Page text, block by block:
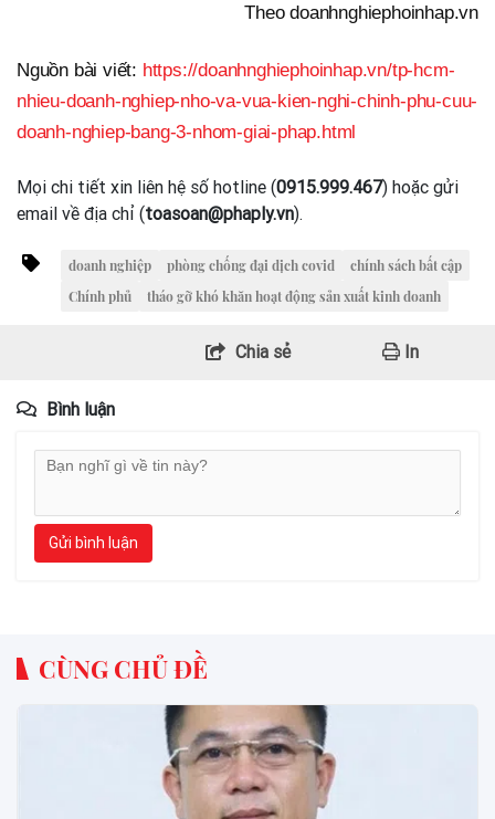
Theo doanhnghiephoinhap.vn
Nguồn bài viết: https://doanhnghiephoinhap.vn/tp-hcm-
nhieu-doanh-nghiep-nho-va-vua-kien-nghi-chinh-phu-cuu-
doanh-nghiep-bang-3-nhom-giai-phap.html
Mọi chi tiết xin liên hệ số hotline (0915.999.467) hoặc gửi
email về địa chỉ (toasoan@phaply.vn).
doanh nghiệp phòng chống đại dịch covid
chính sách bất cập
Chính phủ
tháo gỡ khó khăn hoạt động sản xuất kinh doanh
Chia sẻ In
Bình luận
Gửi bình luận
CÙNG CHỦ ĐỀ